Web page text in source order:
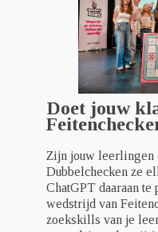
Doet jouw
Zijn jouw leerlingen
Dubbelchecken ze
ChatGPT daaraan te
wedstrijd van
zoekskills van je